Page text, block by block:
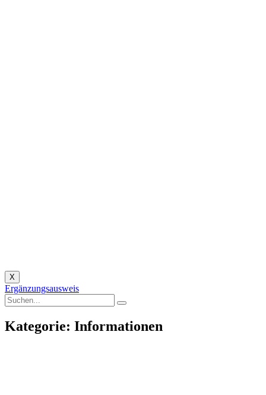
X
Ergänzungsausweis
Kategorie: Informationen